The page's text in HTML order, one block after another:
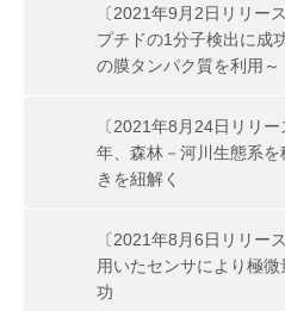
〔2021年9月2日リリー
プチドの1分子検出に成
の膜タンパク質を利用～
〔2021年8月24日リリ
年、森林－河川生態系
きを紐解く
〔2021年8月6日リリー
用いたセンサにより極
功